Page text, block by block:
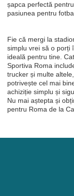
șapca perfectă
pasiunea pentru
Fie că mergi la
simplu vrei să o porți
ideală pentru tine.
Sportiva Roma
trucker și multe
potrivește cel mai
achiziție simplu și
Nu mai aștepta și
pentru Roma de la